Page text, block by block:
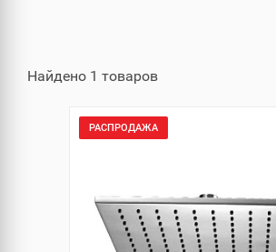
Найдено 1 товаров
РАСПРОДАЖА